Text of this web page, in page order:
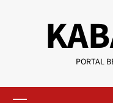
PORTAL